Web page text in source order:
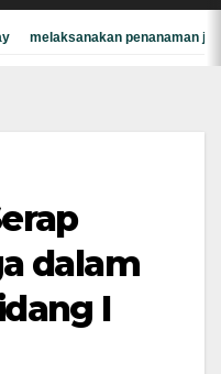
melaksanakan penanaman
dalam
I